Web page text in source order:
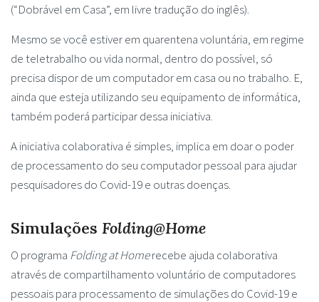
(“Dobrável em Casa”, em livre tradução do inglês).
Mesmo se você estiver em quarentena voluntária, em regime
de teletrabalho ou vida normal, dentro do possível, só
precisa dispor de um computador em casa ou no trabalho. E,
ainda que esteja utilizando seu equipamento de informática,
também poderá participar dessa iniciativa.
A iniciativa colaborativa é simples, implica em doar o poder
de processamento do seu computador pessoal para ajudar
pesquisadores do Covid-19 e outras doenças.
Simulações Folding@Home
O programa Folding at Homerecebe ajuda colaborativa
através de compartilhamento voluntário de computadores
pessoais para processamento de simulações do Covid-19 e